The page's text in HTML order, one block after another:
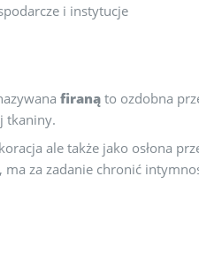
i instytucje
firanąto ozdobna
tkaniny.
ale także jako osłona
ma za zadanie chronić